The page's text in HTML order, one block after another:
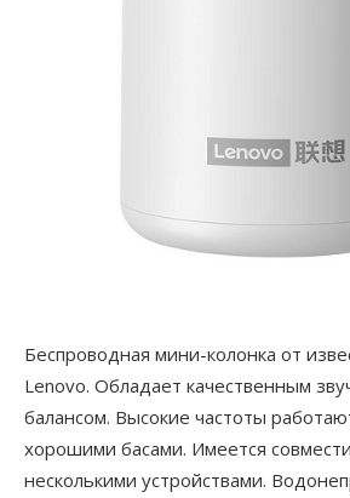
Беспроводная мини-колонка от
Lenovo. Обладает качественным
балансом. Высокие частоты
хорошими басами. Имеется
несколькими устройствами.